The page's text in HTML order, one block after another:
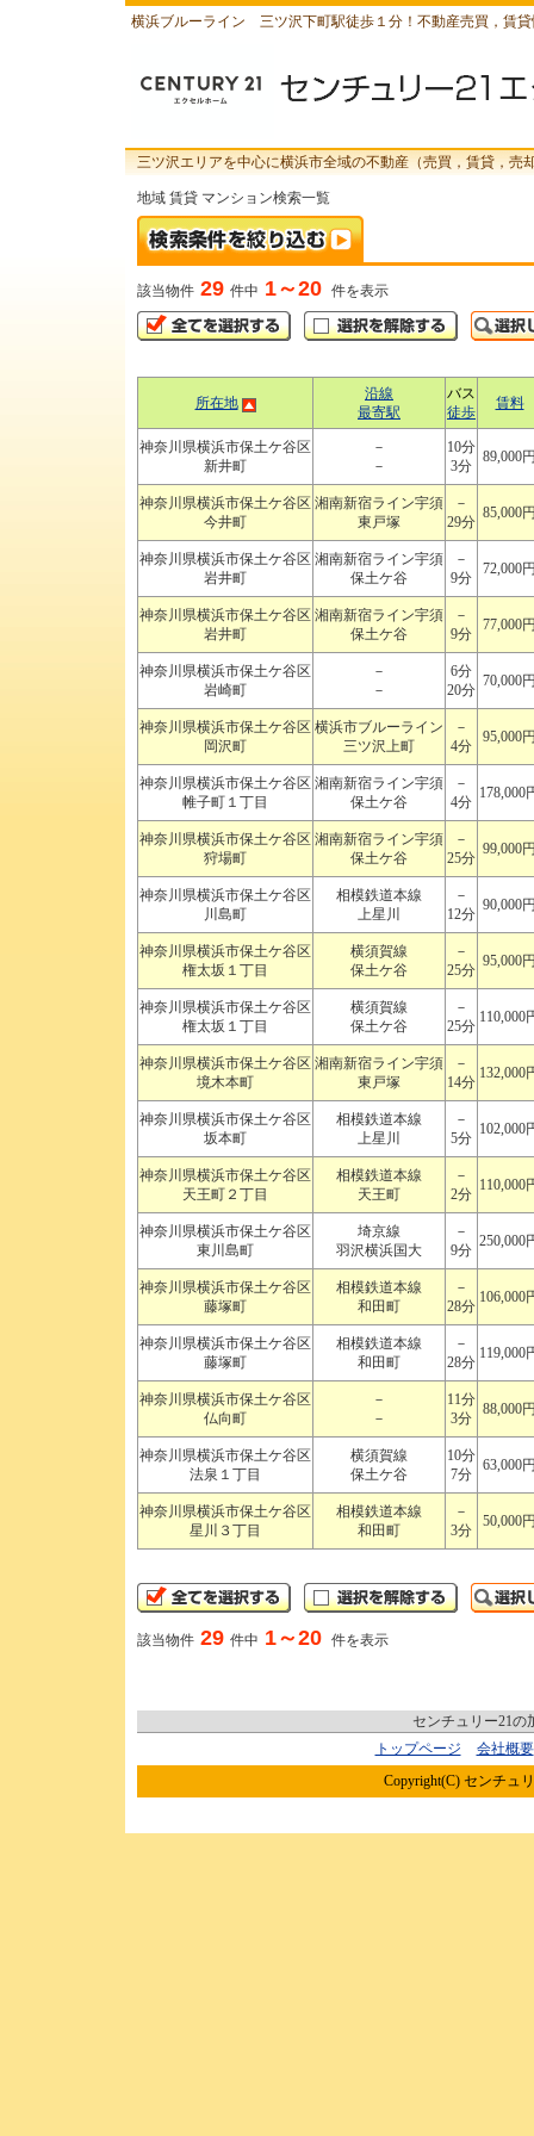
横浜ブルーライン 三ツ沢下町駅徒歩１分！不動産売買，賃
三ツ沢エリアを中心に横浜市全域の不動産（売買，賃貸，
地域 賃貸 マンション検索一覧
該当物件 29 件中 1～20 件を表示
所在地
沿線
最寄駅
バス
徒歩
賃料
神奈川県横浜市保土ケ谷区
新井町
－
－
10分
3分
89,000
神奈川県横浜市保土ケ谷区
今井町
湘南新宿ライン宇須
東戸塚
－
29分
85,000
神奈川県横浜市保土ケ谷区
岩井町
湘南新宿ライン宇須
保土ケ谷
－
9分
72,000
神奈川県横浜市保土ケ谷区
岩井町
湘南新宿ライン宇須
保土ケ谷
－
9分
77,000
神奈川県横浜市保土ケ谷区
岩崎町
－
－
6分
20分
70,000
神奈川県横浜市保土ケ谷区
岡沢町
横浜市ブルーライン
三ツ沢上町
－
4分
95,000
神奈川県横浜市保土ケ谷区
帷子町１丁目
湘南新宿ライン宇須
保土ケ谷
－
4分
178,000
神奈川県横浜市保土ケ谷区
狩場町
湘南新宿ライン宇須
保土ケ谷
－
25分
99,000
神奈川県横浜市保土ケ谷区
川島町
相模鉄道本線
上星川
－
12分
90,000
神奈川県横浜市保土ケ谷区
権太坂１丁目
横須賀線
保土ケ谷
－
25分
95,000
神奈川県横浜市保土ケ谷区
権太坂１丁目
横須賀線
保土ケ谷
－
25分
110,000
神奈川県横浜市保土ケ谷区
境木本町
湘南新宿ライン宇須
東戸塚
－
14分
132,000
神奈川県横浜市保土ケ谷区
坂本町
相模鉄道本線
上星川
－
5分
102,000
神奈川県横浜市保土ケ谷区
天王町２丁目
相模鉄道本線
天王町
－
2分
110,000
神奈川県横浜市保土ケ谷区
東川島町
埼京線
羽沢横浜国大
－
9分
250,000
神奈川県横浜市保土ケ谷区
藤塚町
相模鉄道本線
和田町
－
28分
106,000
神奈川県横浜市保土ケ谷区
藤塚町
相模鉄道本線
和田町
－
28分
119,000
神奈川県横浜市保土ケ谷区
仏向町
－
－
11分
3分
88,000
神奈川県横浜市保土ケ谷区
法泉１丁目
横須賀線
保土ケ谷
10分
7分
63,000
神奈川県横浜市保土ケ谷区
星川３丁目
相模鉄道本線
和田町
－
3分
50,000
該当物件 29 件中 1～20 件を表示
センチュリー21の
トップページ
会社概要
Copyright(C) センチュ